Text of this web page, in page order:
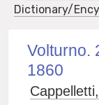
Dictionary/
Volturno.
1860